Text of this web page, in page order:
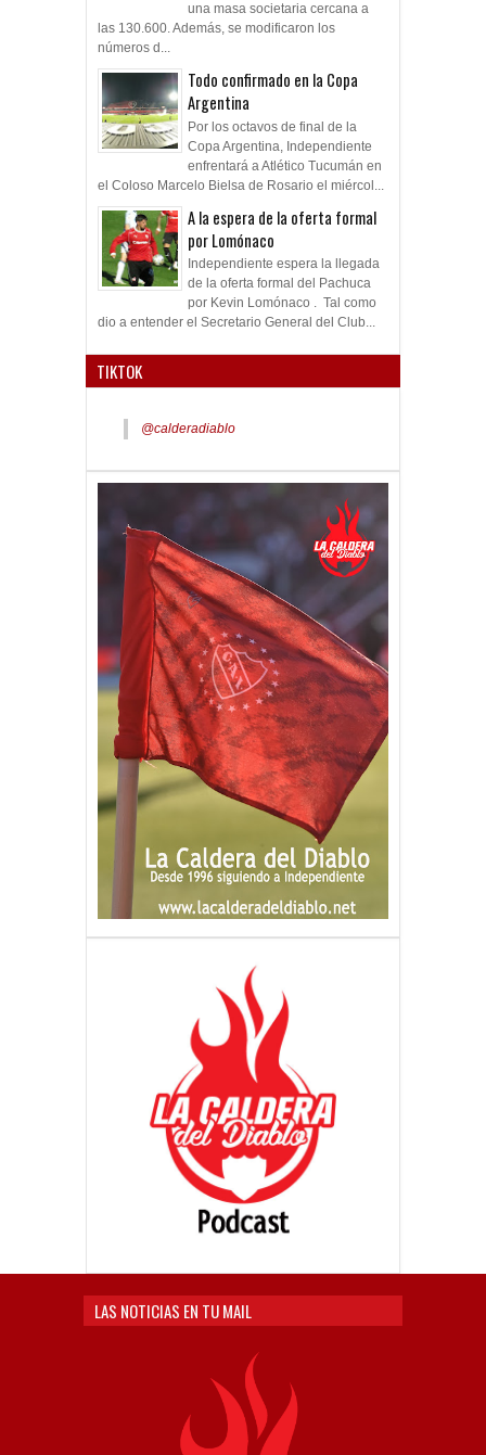
una masa societaria cercana a
las 130.600. Además, se modificaron los
números d...
Todo confirmado en la Copa
Argentina
Por los octavos de final de la
Copa Argentina, Independiente
enfrentará a Atlético Tucumán en
el Coloso Marcelo Bielsa de Rosario el miércol...
A la espera de la oferta formal
por Lomónaco
Independiente espera la llegada
de la oferta formal del Pachuca
por Kevin Lomónaco . Tal como
dio a entender el Secretario General del Club...
TIKTOK
@calderadiablo
LAS NOTICIAS EN TU MAIL